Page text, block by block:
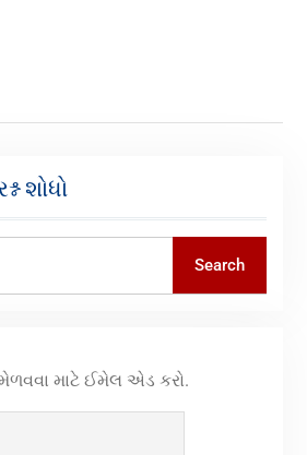
શોધો
Search
માટે ઈમેલ એડ કરો.